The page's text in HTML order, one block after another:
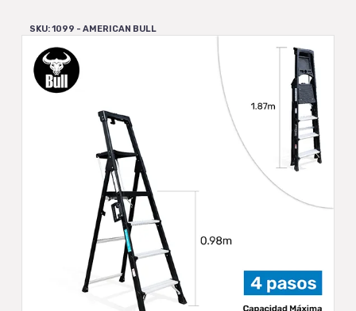
SKU: 1099 - AMERICAN BULL